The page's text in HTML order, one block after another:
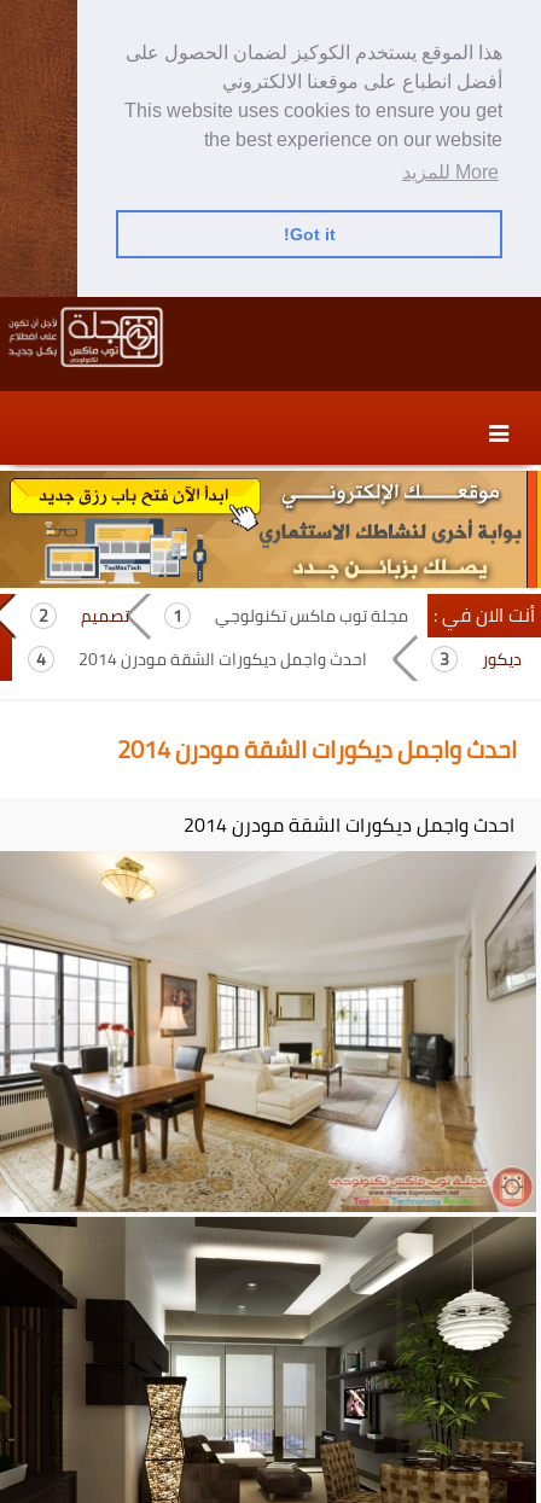
هذا الموقع يستخدم الكوكيز لضمان الحصول على
أفضل انطباع على موقعنا الالكتروني
This website uses cookies to ensure you get
the best experience on our website
More للمزيد
Got it!
content
secondary
content
أنت الان في : مجلة توب ماكس تكنولوجي
تصميم
ديكور
احدث واجمل ديكورات الشقة مودرن 2014
احدث واجمل ديكورات الشقة مودرن 2014
احدث واجمل ديكورات الشقة مودرن 2014